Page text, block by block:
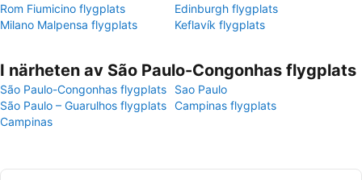
Rom Fiumicino flygplats
Edinburgh flygplats
Milano Malpensa flygplats
Keflavík flygplats
I närheten av São Paulo-Congonhas flygplats
São Paulo-Congonhas flygplats
Sao Paulo
São Paulo – Guarulhos flygplats Campinas flygplats
Campinas